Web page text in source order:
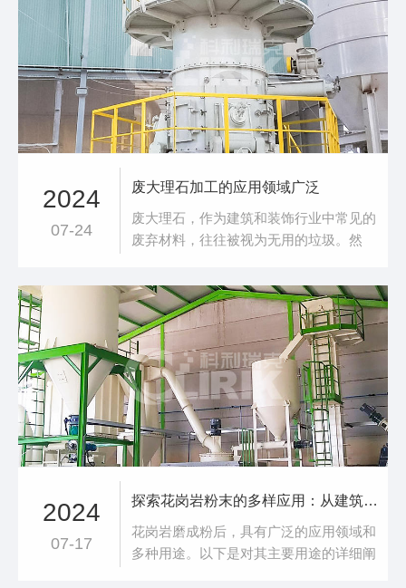
石粉还具有良好的热稳定性和化学稳定
性，能够在高温和强酸强碱环境下保持稳
定的性能。萤石粉的用途1、工业领域：
萤石粉在工业领域的应
2024
07-24
废大理石加工的应用领域广泛
废大理石，作为建筑和装饰行业中常见的
废弃材料，往往被视为无用的垃圾。然
术的发展，废大理石加工逐渐成为一个备
受关注的领域。废大理石加工的意义在于
实现资源的有效利用和环境的保护。大理
石作为一种天然石材，其开采和加工过程
对自然环境造成了一定的破坏。而废弃的
大理石如果得不
2024
07-17
探索花岗岩粉末的多样应用：从建筑到环保的跨界之旅
花岗岩磨成粉后，具有广泛的应用领域和
多种用途。以下是对其主要用途的详细阐